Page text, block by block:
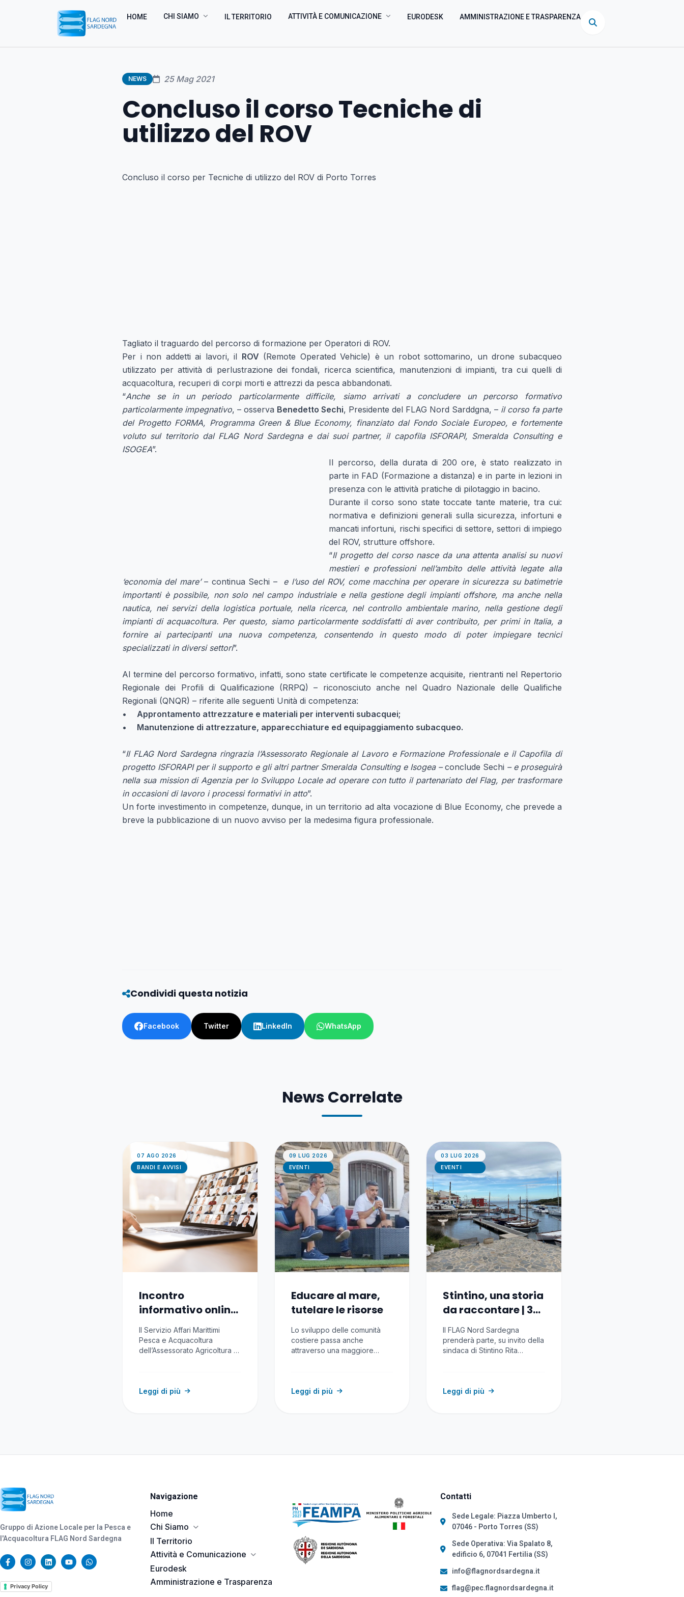
HOME CHI SIAMO IL TERRITORIO ATTIVITÀ E COMUNICAZIONE EURODESK AMMINISTRAZIONE E TRASPARENZA
NEWS 25 Mag 2021
Concluso il corso Tecniche di
utilizzo del ROV
Concluso il corso per Tecniche di utilizzo del ROV di Porto Torres
Tagliato il traguardo del percorso di formazione per Operatori di ROV.
Per i non addetti ai lavori, il ROV (Remote Operated Vehicle) è un robot sottomarino, un drone subacqueo
utilizzato per attività di perlustrazione dei fondali, ricerca scientifica, manutenzioni di impianti, tra cui quelli di
acquacoltura, recuperi di corpi morti e attrezzi da pesca abbandonati.
“Anche se in un periodo particolarmente difficile, siamo arrivati a concludere un percorso formativo
particolarmente impegnativo, – osserva Benedetto Sechi, Presidente del FLAG Nord Sarddgna, – il corso fa parte
del Progetto FORMA, Programma Green & Blue Economy, finanziato dal Fondo Sociale Europeo, e fortemente
voluto sul territorio dal FLAG Nord Sardegna e dai suoi partner, il capofila ISFORAPI, Smeralda Consulting e
ISOGEA”.
Il percorso, della durata di 200 ore, è stato realizzato in
parte in FAD (Formazione a distanza) e in parte in lezioni in
presenza con le attività pratiche di pilotaggio in bacino.
Durante il corso sono state toccate tante materie, tra cui:
normativa e definizioni generali sulla sicurezza, infortuni e
mancati infortuni, rischi specifici di settore, settori di impiego
del ROV, strutture offshore.
“Il progetto del corso nasce da una attenta analisi su nuovi
mestieri e professioni nell’ambito delle attività legate alla
‘economia del mare’– continua Sechi – e l’uso del ROV, come macchina per operare in sicurezza su batimetrie
importanti è possibile, non solo nel campo industriale e nella gestione degli impianti offshore, ma anche nella
nautica, nei servizi della logistica portuale, nella ricerca, nel controllo ambientale marino, nella gestione degli
impianti di acquacoltura. Per questo, siamo particolarmente soddisfatti di aver contribuito, per primi in Italia, a
fornire ai partecipanti una nuova competenza, consentendo in questo modo di poter impiegare tecnici
specializzati in diversi settori”.
Al termine del percorso formativo, infatti, sono state certificate le competenze acquisite, rientranti nel Repertorio
Regionale dei Profili di Qualificazione (RRPQ) – riconosciuto anche nel Quadro Nazionale delle Qualifiche
Regionali (QNQR) – riferite alle seguenti Unità di competenza:
• Approntamento attrezzature e materiali per interventi subacquei;
• Manutenzione di attrezzature, apparecchiature ed equipaggiamento subacqueo.
“Il FLAG Nord Sardegna ringrazia l’Assessorato Regionale al Lavoro e Formazione Professionale e il Capofila di
progetto ISFORAPI per il supporto e gli altri partner Smeralda Consulting e Isogea –conclude Sechi – e proseguirà
nella sua mission di Agenzia per lo Sviluppo Locale ad operare con tutto il partenariato del Flag, per trasformare
in occasioni di lavoro i processi formativi in atto”.
Un forte investimento in competenze, dunque, in un territorio ad alta vocazione di Blue Economy, che prevede a
breve la pubblicazione di un nuovo avviso per la medesima figura professionale.
Condividi questa notizia
Facebook Twitter LinkedIn WhatsApp
News Correlate
07 AGO 2026
BANDI E AVVISI
Incontro
informativo online
Avviso RAS
Indennizzi imprese
pesca e
Il Servizio Affari Marittimi
Pesca e Acquacoltura
dell’Assessorato Agricoltura e
Leggi di più
09 LUG 2026
EVENTI
Educare al mare,
tutelare le risorse
Lo sviluppo delle comunità
costiere passa anche
attraverso una maggiore
Leggi di più
03 LUG 2026
EVENTI
Stintino, una storia
da raccontare | 3-
5 luglio 2026
Il FLAG Nord Sardegna
prenderà parte, su invito della
sindaca di Stintino Rita
Leggi di più
Gruppo di Azione Locale per la Pesca e
l'Acquacoltura FLAG Nord Sardegna
Privacy Policy
Navigazione
Home
Chi Siamo
Il Territorio
Attività e Comunicazione
Eurodesk
Amministrazione e Trasparenza
Contatti
Sede Legale: Piazza Umberto I,
07046 - Porto Torres (SS)
Sede Operativa: Via Spalato 8,
edificio 6, 07041 Fertilia (SS)
info@flagnordsardegna.it
flag@pec.flagnordsardegna.it